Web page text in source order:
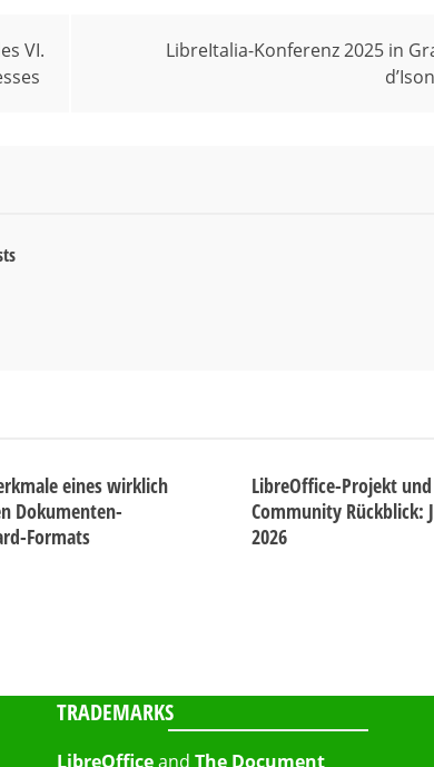
VI.
LibreItalia-Konferenz 2025 in
eines wirklich
Dokumenten-
Formats
LibreOffice-Projekt
Community Rückblick:
2026
TRADEMARKS
LibreOfficeand The Document